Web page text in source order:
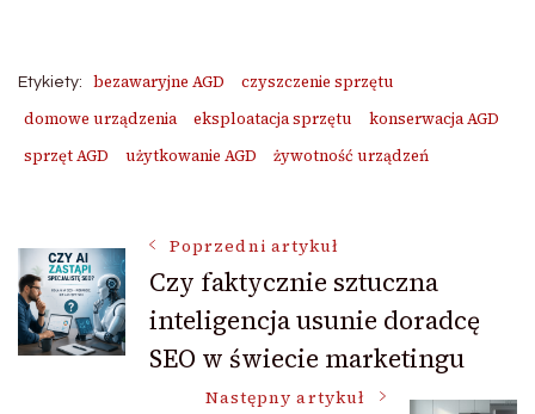
Etykiety: bezawaryjne AGD
czyszczenie sprzętu
domowe urządzenia
eksploatacja sprzętu
konserwacja AGD
sprzęt AGD
użytkowanie AGD żywotność urządzeń
Nawigacja
wpisu
Poprzedni artykuł
Czy faktycznie sztuczna
inteligencja usunie doradcę
SEO w świecie marketingu
Następny artykuł